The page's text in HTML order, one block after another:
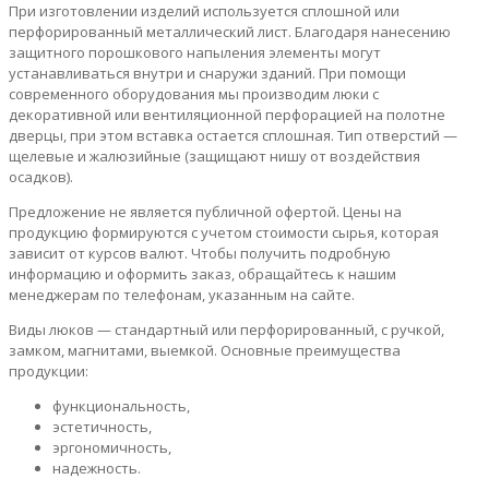
При изготовлении изделий используется сплошной или
перфорированный металлический лист. Благодаря нанесению
защитного порошкового напыления элементы могут
устанавливаться внутри и снаружи зданий. При помощи
современного оборудования мы производим люки с
декоративной или вентиляционной перфорацией на полотне
дверцы, при этом вставка остается сплошная. Тип отверстий —
щелевые и жалюзийные (защищают нишу от воздействия
осадков).
Предложение не является публичной офертой. Цены на
продукцию формируются с учетом стоимости сырья, которая
зависит от курсов валют. Чтобы получить подробную
информацию и оформить заказ, обращайтесь к нашим
менеджерам по телефонам, указанным на сайте.
Виды люков — стандартный или перфорированный, с ручкой,
замком, магнитами, выемкой. Основные преимущества
продукции:
функциональность,
эстетичность,
эргономичность,
надежность.